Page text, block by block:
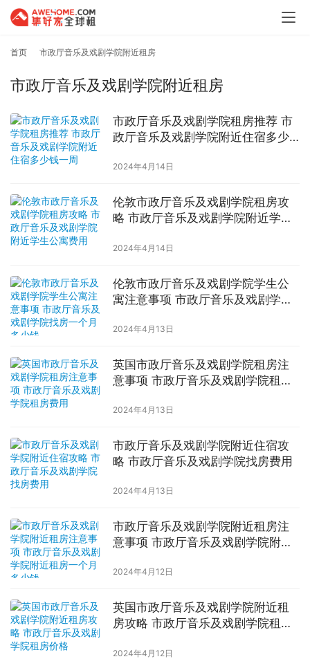
首页 市政厅音乐及戏剧学院附近租房
市政厅音乐及戏剧学院附近租房
市政厅音乐及戏剧学院租房推荐 市
政厅音乐及戏剧学院附近住宿多少
2024年4月14日
伦敦市政厅音乐及戏剧学院租房攻
略 市政厅音乐及戏剧学院附近学生
2024年4月14日
伦敦市政厅音乐及戏剧学院学生公
寓注意事项 市政厅音乐及戏剧学院
2024年4月13日
英国市政厅音乐及戏剧学院租房注
意事项 市政厅音乐及戏剧学院租房
2024年4月13日
市政厅音乐及戏剧学院附近住宿攻
略 市政厅音乐及戏剧学院找房费用
2024年4月13日
市政厅音乐及戏剧学院附近租房注
意事项 市政厅音乐及戏剧学院附近
2024年4月12日
英国市政厅音乐及戏剧学院附近租
房攻略 市政厅音乐及戏剧学院租房
2024年4月12日